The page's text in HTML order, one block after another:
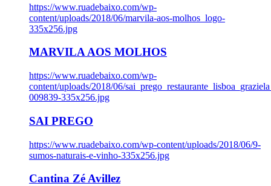
https://www.ruadebaixo.com/wp-
content/uploads/2018/06/marvila-aos-molhos_logo-
335x256.jpg
MARVILA AOS MOLHOS
https://www.ruadebaixo.com/wp-
content/uploads/2018/06/
009839-335x256.jpg
SAI PREGO
https://www.ruadebaixo.com/wp-content/uploads/2018/06/9-
sumos-naturais-e-vinho-335x256.jpg
Cantina Zé Avillez